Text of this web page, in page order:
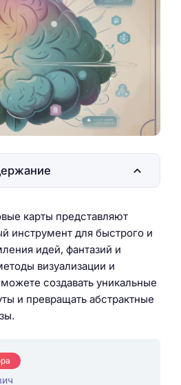
карты представляют
инструмент для быстрого и
идей, фантазий и
визуализации и
создавать уникальные
и превращать абстрактные